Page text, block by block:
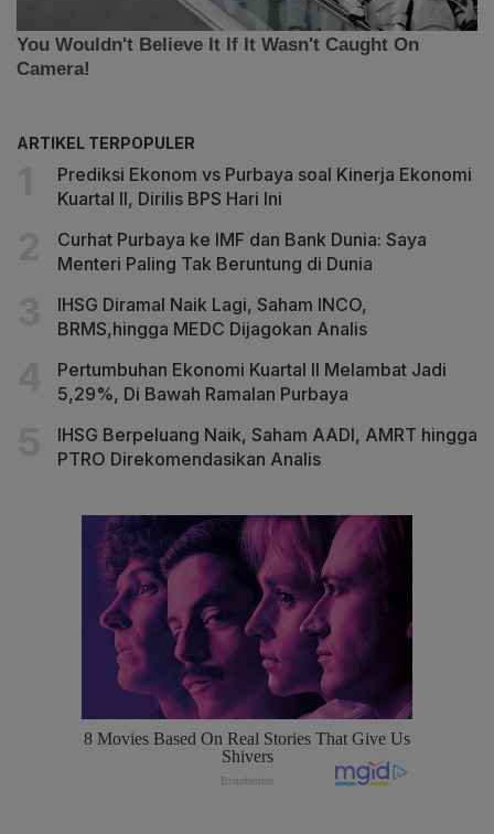
ARTIKEL TERPOPULER
Prediksi Ekonom vs Purbaya soal Kinerja Ekonomi
Kuartal II, Dirilis BPS Hari Ini
Curhat Purbaya ke IMF dan Bank Dunia: Saya
Menteri Paling Tak Beruntung di Dunia
IHSG Diramal Naik Lagi, Saham INCO,
BRMS,hingga MEDC Dijagokan Analis
Pertumbuhan Ekonomi Kuartal II Melambat Jadi
5,29%, Di Bawah Ramalan Purbaya
IHSG Berpeluang Naik, Saham AADI, AMRT hingga
PTRO Direkomendasikan Analis